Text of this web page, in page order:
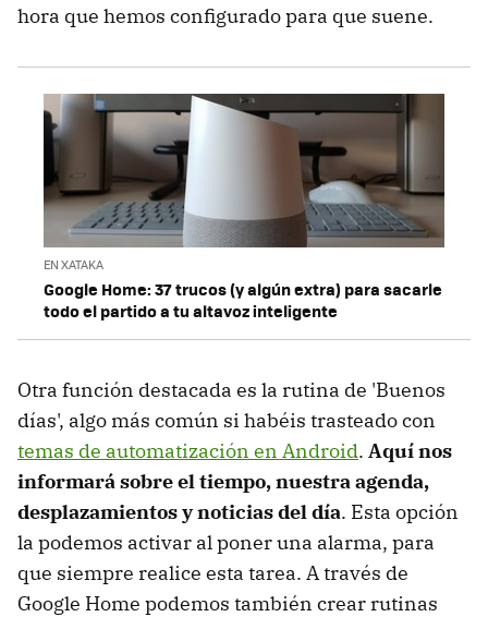
hora que hemos configurado para que suene.
EN XATAKA
Google Home: 37 trucos (y algún extra) para sacarle
todo el partido a tu altavoz inteligente
Otra función destacada es la rutina de 'Buenos
días', algo más común si habéis trasteado con
temas de automatización en Android. Aquí nos
informará sobre el tiempo, nuestra agenda,
desplazamientos y noticias del día. Esta opción
la podemos activar al poner una alarma, para
que siempre realice esta tarea. A través de
Google Home podemos también crear rutinas